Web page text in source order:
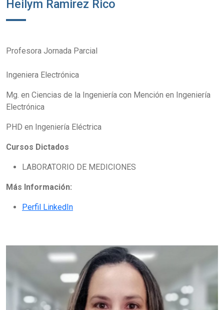
Heilym Ramirez Rico
Profesora Jornada Parcial
Ingeniera Electrónica
Mg. en Ciencias de la Ingeniería con Mención en Ingeniería
Electrónica
PHD en Ingeniería Eléctrica
Cursos Dictados
LABORATORIO DE MEDICIONES
Más Información:
Perfil LinkedIn